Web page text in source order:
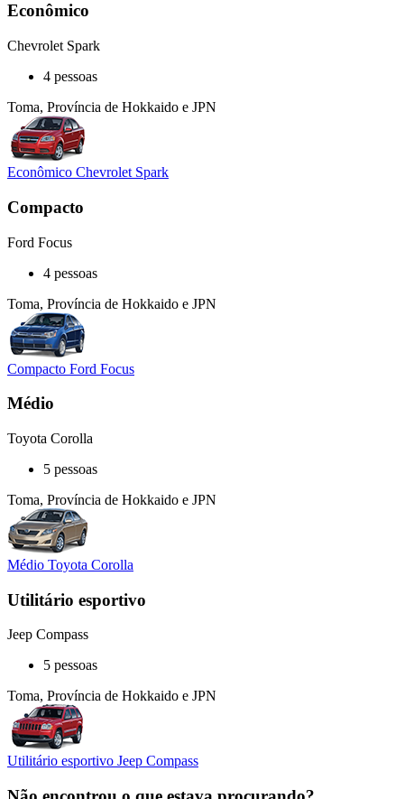
Econômico
Chevrolet Spark
4 pessoas
Toma, Província de Hokkaido e JPN
Econômico Chevrolet Spark
Compacto
Ford Focus
4 pessoas
Toma, Província de Hokkaido e JPN
Compacto Ford Focus
Médio
Toyota Corolla
5 pessoas
Toma, Província de Hokkaido e JPN
Médio Toyota Corolla
Utilitário esportivo
Jeep Compass
5 pessoas
Toma, Província de Hokkaido e JPN
Utilitário esportivo Jeep Compass